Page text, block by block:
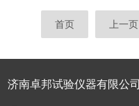
首页 上一页
济南卓邦试验仪器有限公司